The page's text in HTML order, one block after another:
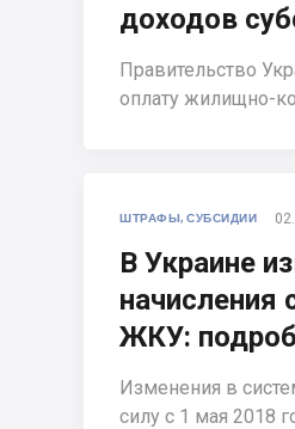
доходов
Правительство
оплату жилищно-
ШТРАФЫ, СУБСИДИИ
В Украине
начисления
ЖКУ:
Изменения в
силу с 1 мая 2018